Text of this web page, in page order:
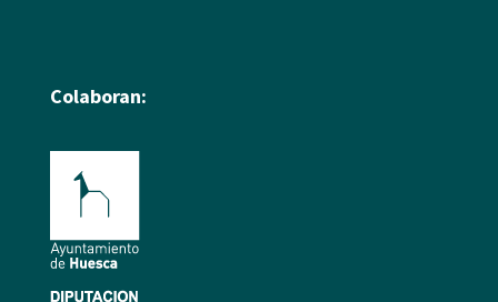
Colaboran: